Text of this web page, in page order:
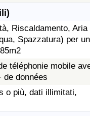
Riscaldamento, Aria
Spazzatura) per un
téléphonie mobile
de données
o più, dati illimitati,